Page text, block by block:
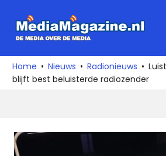
naar
media
over
de
Home Nieuws Radionieuws
blijft best beluisterde radiozender